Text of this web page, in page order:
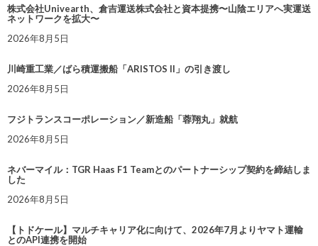
株式会社Univearth、倉吉運送株式会社と資本提携〜山陰エリアへ実運送
ネットワークを拡大〜
2026年8月5日
川崎重工業／ばら積運搬船「ARISTOS II」の引き渡し
2026年8月5日
フジトランスコーポレーション／新造船「蓉翔丸」就航
2026年8月5日
ネバーマイル：TGR Haas F1 Teamとのパートナーシップ契約を締結しま
した
2026年8月5日
【トドケール】マルチキャリア化に向けて、2026年7月よりヤマト運輸
とのAPI連携を開始